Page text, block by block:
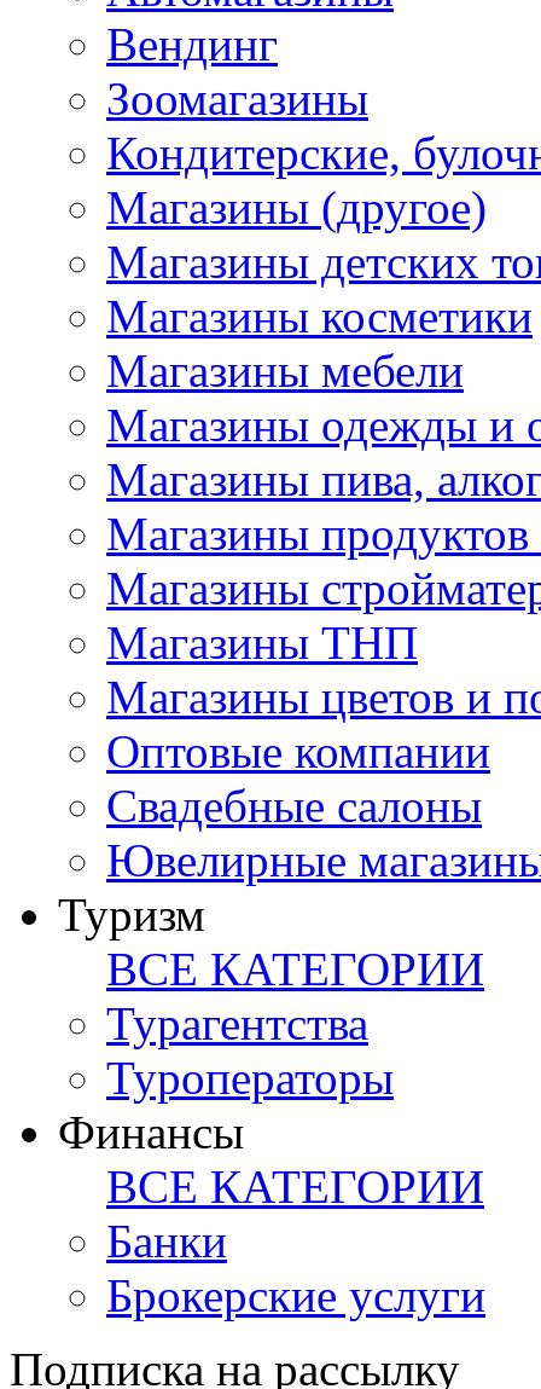
Вендинг
Зоомагазины
Кондитерские,
Магазины (другое)
Магазины детских
Магазины косметики
Магазины мебели
Магазины одежды и
Магазины пива,
Магазины продуктов
Магазины
Магазины ТНП
Магазины цветов и
Оптовые компании
Свадебные салоны
Ювелирные
Туризм
ВСЕ КАТЕГОРИИ
Турагентства
Туроператоры
Финансы
ВСЕ КАТЕГОРИИ
Банки
Брокерские услуги
Подписка на рассылку